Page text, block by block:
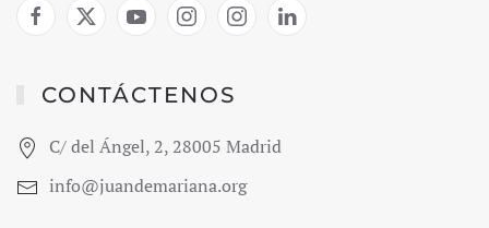
CONTÁCTENOS
C/ del Ángel, 2, 28005 Madrid
info@juandemariana.org